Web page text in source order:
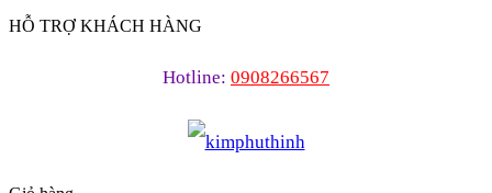
HỖ TRỢ KHÁCH HÀNG
Hotline: 0908266567